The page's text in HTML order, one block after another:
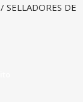
SELLADORES DE